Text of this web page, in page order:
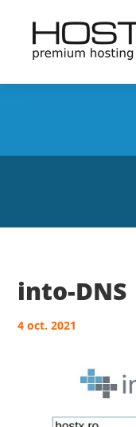
into-DNS
4 oct. 2021